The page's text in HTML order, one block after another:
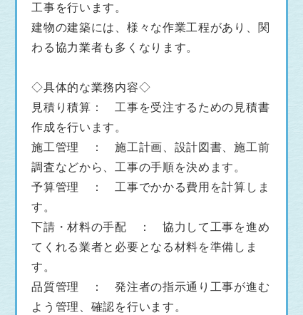
工事を行います。
建物の建築には、様々な作業工程があり、関
わる協力業者も多くなります。
◇具体的な業務内容◇
見積り積算： 工事を受注するための見積書
作成を行います。
施工管理 ： 施工計画、設計図書、施工前
調査などから、工事の手順を決めます。
予算管理 ： 工事でかかる費用を計算しま
す。
下請・材料の手配 ： 協力して工事を進め
てくれる業者と必要となる材料を準備しま
す。
品質管理 ： 発注者の指示通り工事が進む
よう管理、確認を行います。